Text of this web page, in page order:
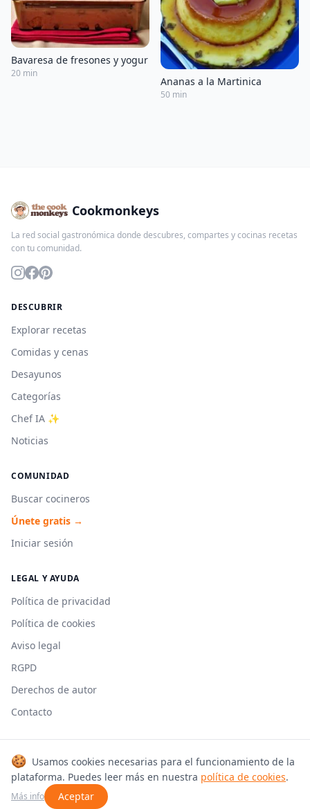
Bavaresa de fresones y yogur
20 min
Ananas a la Martinica
50 min
Cookmonkeys
La red social gastronómica donde descubres, compartes y cocinas recetas
con tu comunidad.
DESCUBRIR
Explorar recetas
Comidas y cenas
Desayunos
Categorías
Chef IA ✨
Noticias
COMUNIDAD
Buscar cocineros
Únete gratis →
Iniciar sesión
LEGAL Y AYUDA
Política de privacidad
Política de cookies
Aviso legal
RGPD
Derechos de autor
Contacto
© 2026 Cookmonkeys. Todos los derechos reservados.
Hecho con 🍳 en España
🍪 Usamos cookies necesarias para el funcionamiento de la
plataforma. Puedes leer más en nuestra política de cookies.
Más info Aceptar